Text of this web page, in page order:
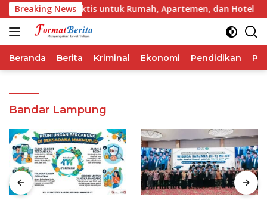
Langsung
ke
konten
Breaking News
2026, Praktis untuk Rumah, Apartemen, dan Hotel
Beranda Berita Kriminal Ekonomi Pendidikan
Bandar Lampung